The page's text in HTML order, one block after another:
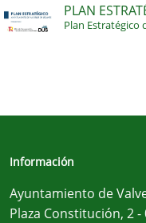
PLAN
Plan Estratégico
Información
Ayuntamiento de
Plaza Constitución, 2